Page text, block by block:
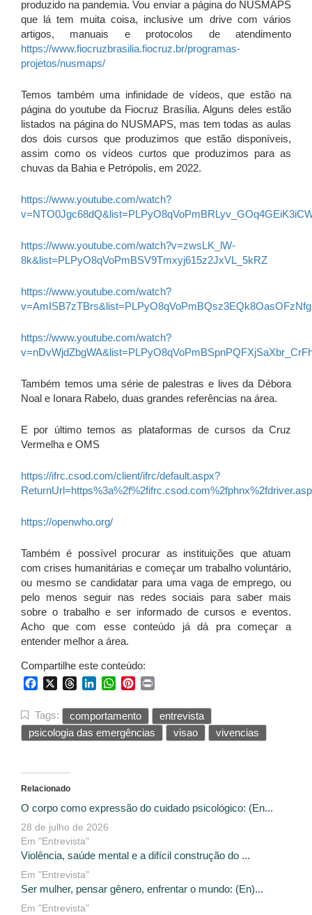
produzido na pandemia. Vou enviar a página do NUSMAPS
que lá tem muita coisa, inclusive um drive com vários
artigos, manuais e protocolos de atendimento
https://www.fiocruzbrasilia.fiocruz.br/programas-
projetos/nusmaps/
Temos também uma infinidade de vídeos, que estão na
página do youtube da Fiocruz Brasília. Alguns deles estão
listados na página do NUSMAPS, mas tem todas as aulas
dos dois cursos que produzimos que estão disponíveis,
assim como os vídeos curtos que produzimos para as
chuvas da Bahia e Petrópolis, em 2022.
https://www.youtube.com/watch?
https://www.youtube.com/watch?v=zwsLK_lW-
8k&list=PLPyO8qVoPmBSV9Tmxyj615z2JxVL_5kRZ
https://www.youtube.com/watch?
https://www.youtube.com/watch?
Também temos uma série de palestras e lives da Débora
Noal e Ionara Rabelo, duas grandes referências na área.
E por último temos as plataformas de cursos da Cruz
Vermelha e OMS
https://ifrc.csod.com/client/ifrc/default.aspx?
https://openwho.org/
Também é possível procurar as instituições que atuam
com crises humanitárias e começar um trabalho voluntário,
ou mesmo se candidatar para uma vaga de emprego, ou
pelo menos seguir nas redes sociais para saber mais
sobre o trabalho e ser informado de cursos e eventos.
Acho que com esse conteúdo já dá pra começar a
entender melhor a área.
Compartilhe este conteúdo:
FacebookThreadsLinkedInWhatsApp
Pinterest
Tags: comportamento
entrevista
psicologia das emergências
visao vivencias
Relacionado
O corpo como expressão do cuidado psicológico: (En...
28 de julho de 2026
Em "Entrevista"
Violência, saúde mental e a difícil construção do ...
Em "Entrevista"
Ser mulher, pensar gênero, enfrentar o mundo: (En)...
Em "Entrevista"